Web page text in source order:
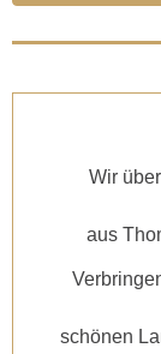
Wir
aus
schönen